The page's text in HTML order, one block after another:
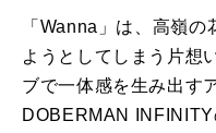
「 Wanna 」は、高嶺の
ようとしてしまう片想
ブで一体感を生み出す
DOBERMAN INFINITY